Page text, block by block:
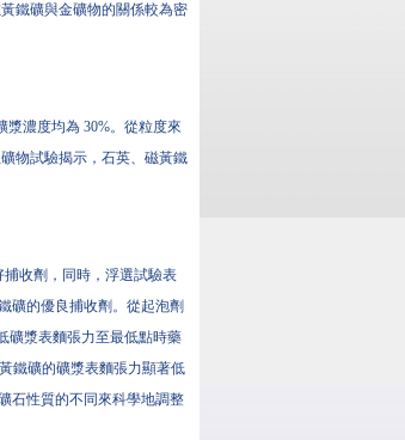
鐵礦與金礦物的關係較為密
濃度均為 30%。從粒度來
物試驗揭示，石英、磁黃鐵
收劑，同時，浮選試驗表
礦的優良捕收劑。從起泡劑
礦漿表麵張力至最低點時藥
鐵礦的礦漿表麵張力顯著低
石性質的不同來科學地調整